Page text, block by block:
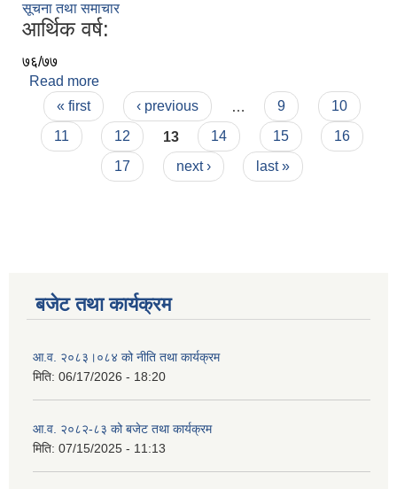
सूचना तथा समाचार
आर्थिक वर्ष:
७६/७७
Read more
सुचना
Pages
« first ‹ previous 9
10
11
12 13 14 15
16
17
next › last »
बजेट तथा कार्यक्रम
आ.व. २०८३।०८४ को नीति तथा कार्यक्रम
मिति: 06/17/2026 - 18:20
आ.व. २०८२-८३ को बजेट तथा कार्यक्रम
मिति: 07/15/2025 - 11:13